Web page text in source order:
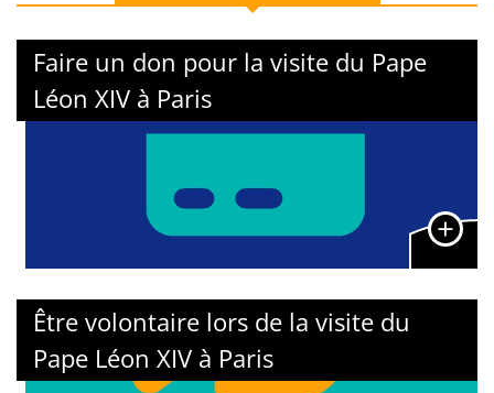
Faire un don pour la visite du Pape
Léon XIV à Paris
Être volontaire lors de la visite du
Pape Léon XIV à Paris